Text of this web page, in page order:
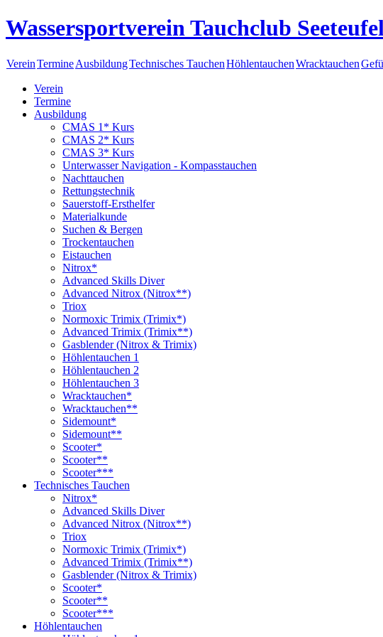
Wassersportverein Tauchclub
VereinTermineAusbildungTechnisches TauchenHöhlentauchenWracktauchen
Verein
Termine
Ausbildung
CMAS 1* Kurs
CMAS 2* Kurs
CMAS 3* Kurs
Unterwasser Navigation - Kompasstauchen
Nachttauchen
Rettungstechnik
Sauerstoff-Ersthelfer
Materialkunde
Suchen & Bergen
Trockentauchen
Eistauchen
Nitrox*
Advanced Skills Diver
Advanced Nitrox (Nitrox**)
Triox
Normoxic Trimix (Trimix*)
Advanced Trimix (Trimix**)
Gasblender (Nitrox & Trimix)
Höhlentauchen 1
Höhlentauchen 2
Höhlentauchen 3
Wracktauchen*
Wracktauchen**
Sidemount*
Sidemount**
Scooter*
Scooter**
Scooter***
Technisches Tauchen
Nitrox*
Advanced Skills Diver
Advanced Nitrox (Nitrox**)
Triox
Normoxic Trimix (Trimix*)
Advanced Trimix (Trimix**)
Gasblender (Nitrox & Trimix)
Scooter*
Scooter**
Scooter***
Höhlentauchen